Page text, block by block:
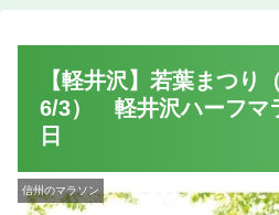
【軽井沢】若葉まつり
6/3） 軽井沢ハーフマ
日
信州のマラソン